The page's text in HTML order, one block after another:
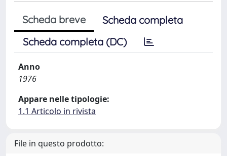
Scheda breve
Scheda completa
Scheda completa (DC)
Anno
1976
Appare nelle tipologie:
1.1 Articolo in rivista
File in questo prodotto: